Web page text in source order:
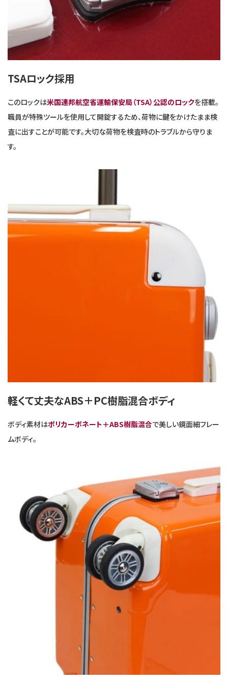
TSAロック採用
このロックは米国連邦航空省運輸保安局（TSA）公認のロックを搭載。
職員が特殊ツールを使用して開錠するため、荷物に鍵をかけたまま検
査に出すことが可能です。大切な荷物を検査時のトラブルから守りま
す。
軽くて丈夫なABS＋PC樹脂混合ボディ
ボディ素材はポリカーボネート＋ABS樹脂混合で美しい鏡面細フレー
ムボディ。